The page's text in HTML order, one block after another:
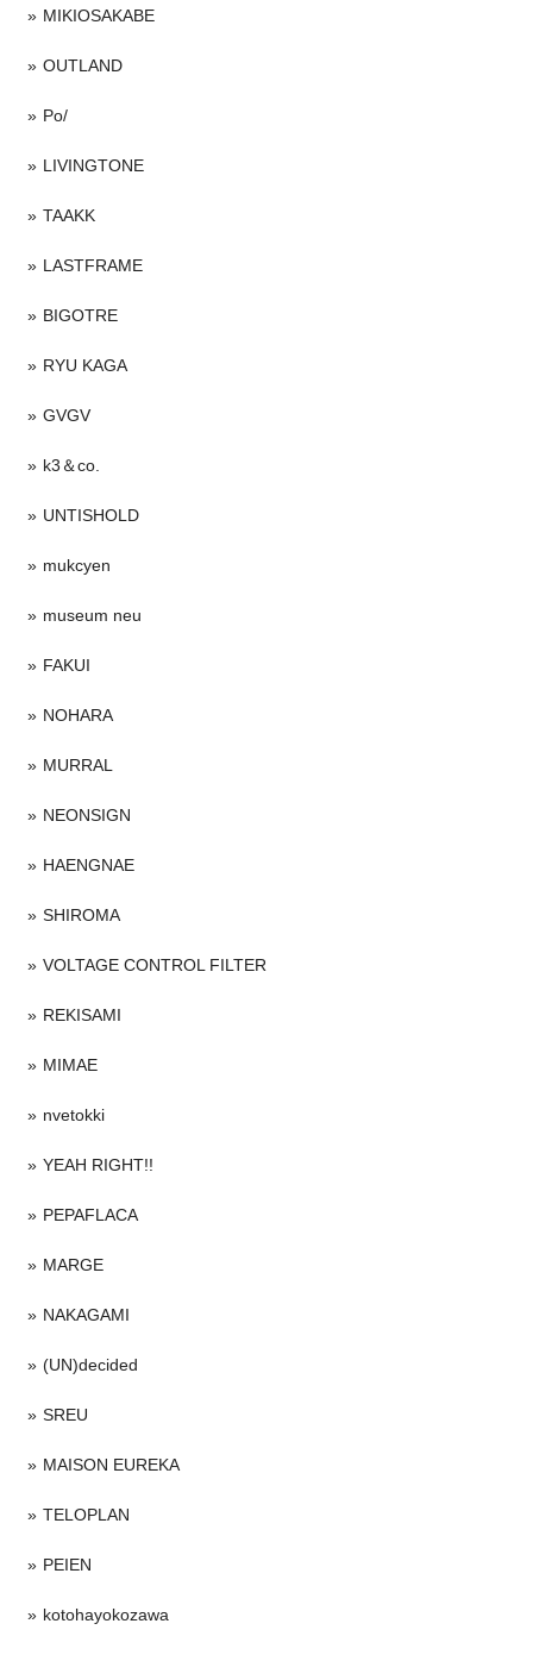
MIKIOSAKABE
OUTLAND
Po/
LIVINGTONE
TAAKK
LASTFRAME
BIGOTRE
RYU KAGA
GVGV
k3＆co.
UNTISHOLD
mukcyen
museum neu
FAKUI
NOHARA
MURRAL
NEONSIGN
HAENGNAE
SHIROMA
VOLTAGE CONTROL FILTER
REKISAMI
MIMAE
nvetokki
YEAH RIGHT!!
PEPAFLACA
MARGE
NAKAGAMI
(UN)decided
SREU
MAISON EUREKA
TELOPLAN
PEIEN
kotohayokozawa